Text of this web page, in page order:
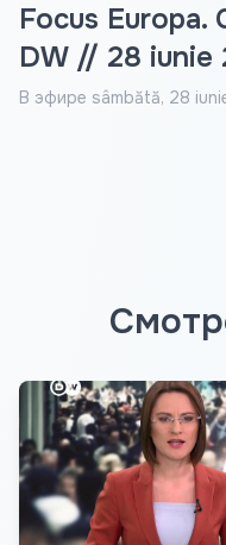
Focus Europa.
DW // 28 iunie
В эфире sâmbătă, 28